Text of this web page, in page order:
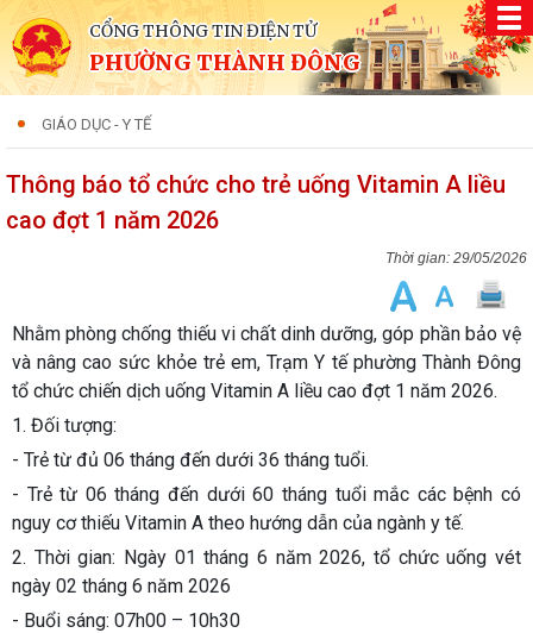
CỔNG THÔNG TIN ĐIỆN TỬ
PHƯỜNG THÀNH ĐÔNG
GIÁO DỤC - Y TẾ
Thông báo tổ chức cho trẻ uống Vitamin A liều
cao đợt 1 năm 2026
29/05/2026
Nhằm phòng chống thiếu vi chất dinh dưỡng, góp phần bảo vệ
và nâng cao sức khỏe trẻ em, Trạm Y tế phường Thành Đông
tổ chức chiến dịch uống Vitamin A liều cao đợt 1 năm 2026.
1. Đối tượng:
- Trẻ từ đủ 06 tháng đến dưới 36 tháng tuổi.
- Trẻ từ 06 tháng đến dưới 60 tháng tuổi mắc các bệnh có
nguy cơ thiếu Vitamin A theo hướng dẫn của ngành y tế.
2. Thời gian: Ngày 01 tháng 6 năm 2026, tổ chức uống vét
ngày 02 tháng 6 năm 2026
- Buổi sáng: 07h00 – 10h30